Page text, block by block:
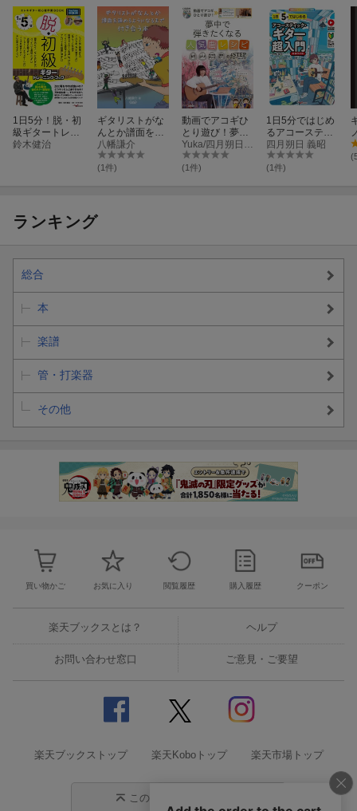
1日5分！脱・初
級ギタートレー
ニングブック
鈴木健治
ギタリストがな
んとか譜面を読
めるようになる
まで付き合う本
八幡謙介
(1件)
動画でアコギひ
とり遊び！夢中
で弾きたくなる
人気曲レシピ
(1件)
1日5分ではじめ
るアコースティ
ック・ギター超
入門 〜基礎+名
曲で弾く3か月
四月朔日 義昭
(1件)
ランキング
総合
本
楽譜
管・打楽器
その他
買い物かご お気に入り 閲覧履歴 購入履歴 クーポン
楽天ブックスとは？ ヘルプ
お問い合わせ窓口 ご意見・ご要望
楽天ブックストップ 楽天Koboトップ 楽天市場トップ
このページの先頭に戻る